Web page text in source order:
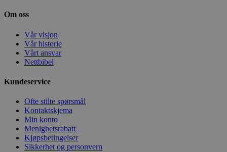
Om oss
Vår visjon
Vår historie
Vårt ansvar
Nettbibel
Kundeservice
Ofte stilte spørsmål
Kontaktskjema
Min konto
Menighetsrabatt
Kjøpsbetingelser
Sikkerhet og personvern